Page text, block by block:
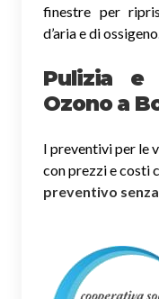
finestre per
d’aria e di
Pulizia e
Ozono a
I preventivi per le
con prezzi e costi
preventivo